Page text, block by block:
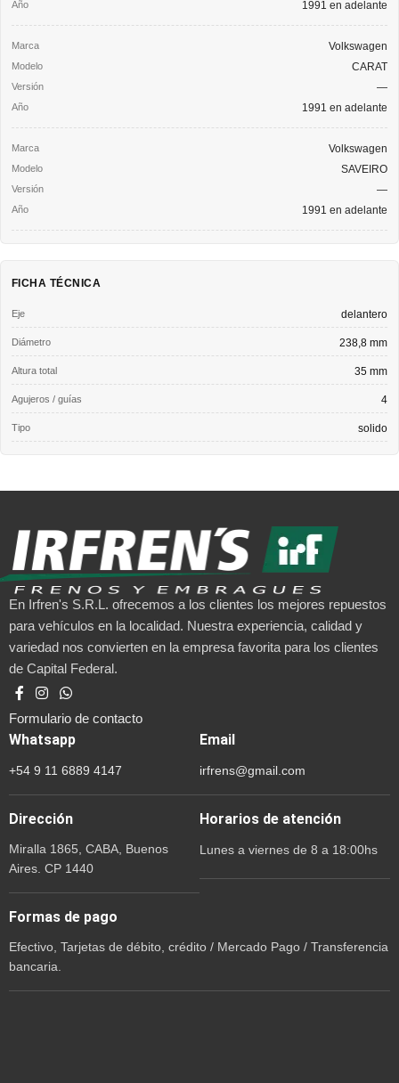
1991 en adelante
Volkswagen
CARAT
—
1991 en adelante
Volkswagen
SAVEIRO
—
1991 en adelante
FICHA TÉCNICA
Eje delantero
Diámetro 238,8 mm
Altura total 35 mm
Agujeros / guías 4
Tipo solido
En Irfren's S.R.L. ofrecemos a los clientes los mejores repuestos
para vehículos en la localidad. Nuestra experiencia, calidad y
variedad nos convierten en la empresa favorita para los clientes
de Capital Federal.
Formulario de contacto
Whatsapp
+54 9 11 6889 4147
Email
irfrens@gmail.com
Dirección
Miralla 1865, CABA, Buenos
Aires. CP 1440
Horarios de atención
Lunes a viernes de 8 a 18:00hs
Formas de pago
Efectivo, Tarjetas de débito, crédito / Mercado Pago / Transferencia
bancaria.